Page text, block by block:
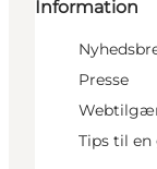
Information
Presse
Tips til en